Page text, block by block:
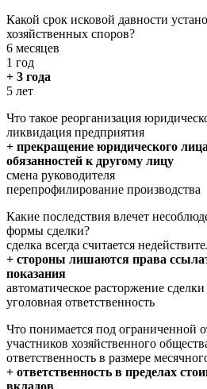
Какой срок исковой давности
хозяйственных споров?
6 месяцев
1 год
+ 3 года
5 лет
Что такое реорганизация
ликвидация предприятия
+ прекращение юридического
обязанностей к другому лицу
смена руководителя
перепрофилирование производства
Какие последствия влечет
формы сделки?
сделка всегда считается
+ стороны лишаются права
показания
автоматическое расторжение сделки
уголовная ответственность
Что понимается под ограниченной
участников хозяйственного
ответственность в размере
+ ответственность в пределах
вкладов